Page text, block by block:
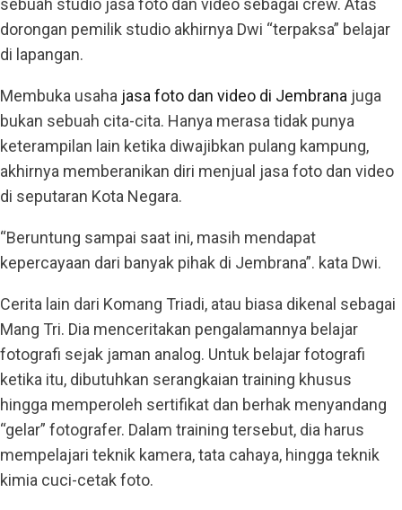
sebuah studio jasa foto dan video sebagai crew. Atas
dorongan pemilik studio akhirnya Dwi “terpaksa” belajar
di lapangan.
Membuka usaha jasa foto dan video di Jembrana juga
bukan sebuah cita-cita. Hanya merasa tidak punya
keterampilan lain ketika diwajibkan pulang kampung,
akhirnya memberanikan diri menjual jasa foto dan video
di seputaran Kota Negara.
“Beruntung sampai saat ini, masih mendapat
kepercayaan dari banyak pihak di Jembrana”. kata Dwi.
Cerita lain dari Komang Triadi, atau biasa dikenal sebagai
Mang Tri. Dia menceritakan pengalamannya belajar
fotografi sejak jaman analog. Untuk belajar fotografi
ketika itu, dibutuhkan serangkaian training khusus
hingga memperoleh sertifikat dan berhak menyandang
“gelar” fotografer. Dalam training tersebut, dia harus
mempelajari teknik kamera, tata cahaya, hingga teknik
kimia cuci-cetak foto.